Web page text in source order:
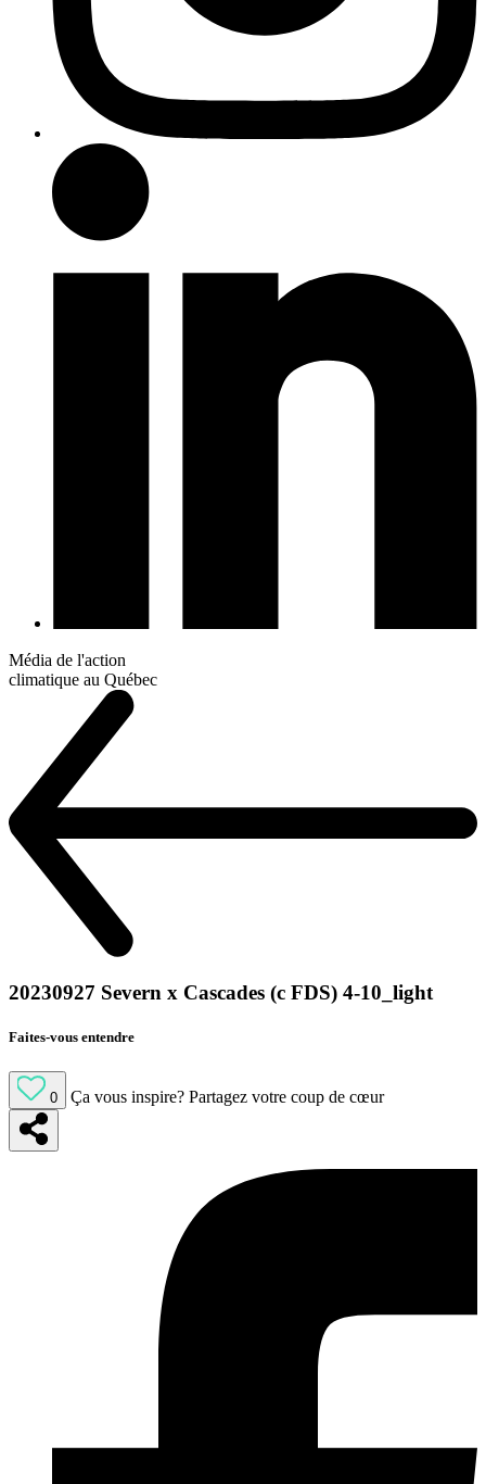
Média de l'action
climatique au Québec
20230927 Severn x Cascades (c FDS) 4-10_light
Faites-vous entendre
0 Ça vous inspire? Partagez votre coup de cœur